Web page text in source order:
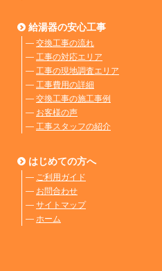
給湯器の安心工事
― 交換工事の流れ
― 工事の対応エリア
― 工事の現地調査エリア
― 工事費用の詳細
― 交換工事の施工事例
― お客様の声
― 工事スタッフの紹介
はじめての方へ
― ご利用ガイド
― お問合わせ
― サイトマップ
― ホーム